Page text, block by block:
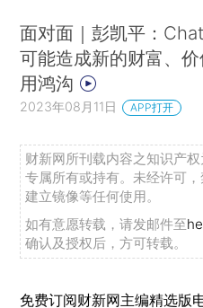
面对面｜彭凯平：
可能造成新的财富、
用鸿沟
2023年08月11日 APP打开
财新网所刊载内容之知识产
专属所有或持有。未经许可
建立镜像等任何使用。
如有意愿转载，请发邮件至
确认及授权后，方可转载。
免费订阅财新网主编精选版